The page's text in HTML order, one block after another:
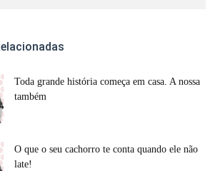
Toda grande história começa em casa. A nossa
também
O que o seu cachorro te conta quando ele não
late!